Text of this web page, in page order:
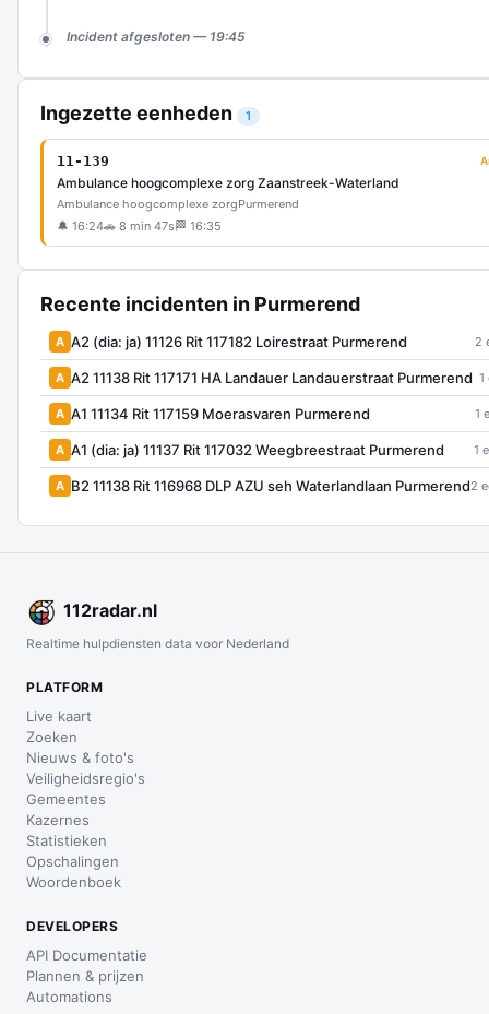
Incident afgesloten — 19:45
Ingezette eenheden 1
11-139
Ambulance hoogcomplexe zorg Zaanstreek-Waterland
Ambulance hoogcomplexe zorgPurmerend
🔔 16:24🚗 8 min 47s 🏁 16:35
Recente incidenten in Purmerend
A A2 (dia: ja) 11126 Rit 117182 Loirestraat Purmerend 2
A A2 11138 Rit 117171 HA Landauer Landauerstraat Purmerend 1
A A1 11134 Rit 117159 Moerasvaren Purmerend 1
A A1 (dia: ja) 11137 Rit 117032 Weegbreestraat Purmerend 1
A B2 11138 Rit 116968 DLP AZU seh Waterlandlaan Purmerend2
112radar.nl
Realtime hulpdiensten data voor Nederland
PLATFORM
Live kaart
Zoeken
Nieuws & foto's
Veiligheidsregio's
Gemeentes
Kazernes
Statistieken
Opschalingen
Woordenboek
DEVELOPERS
API Documentatie
Plannen & prijzen
Automations